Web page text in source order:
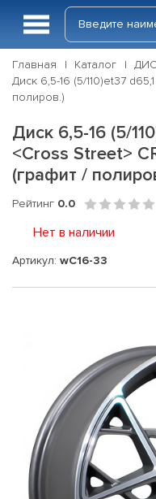
Главная Каталог
Диск 6,5-16 (5/110)et37
полиров.)
Диск 6,5-16 (5/
<Cross Street>
(графит /
Рейтинг 0.0
Нет в наличии
Артикул: wC16-33